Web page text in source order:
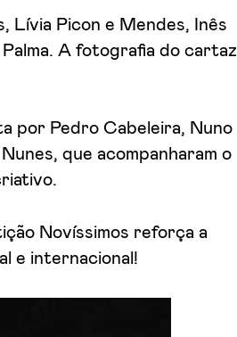
Lívia Picon e Mendes, Inês
A fotografia do cartaz
por Pedro Cabeleira, Nuno
que acompanharam o
Novíssimos reforça a
e internacional!